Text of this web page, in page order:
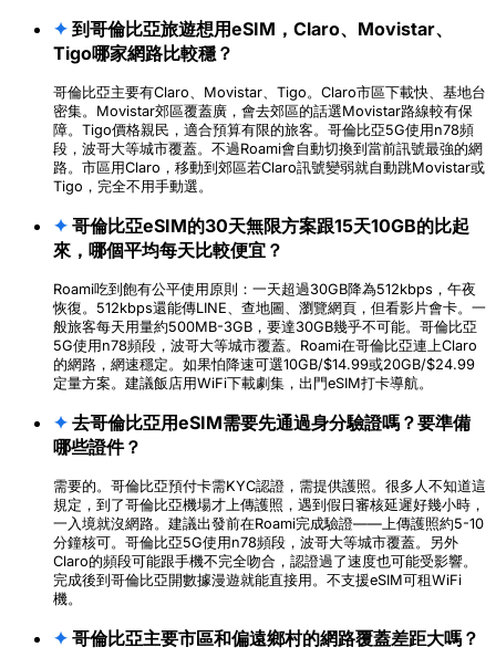
✦ 到哥倫比亞旅遊想用eSIM，Claro、Movistar、
Tigo哪家網路比較穩？
哥倫比亞主要有Claro、Movistar、Tigo。Claro市區下載快、基地台
密集。Movistar郊區覆蓋廣，會去郊區的話選Movistar路線較有保
障。Tigo價格親民，適合預算有限的旅客。哥倫比亞5G使用n78頻
段，波哥大等城市覆蓋。不過Roami會自動切換到當前訊號最強的網
路。市區用Claro，移動到郊區若Claro訊號變弱就自動跳Movistar或
Tigo，完全不用手動選。
✦ 哥倫比亞eSIM的30天無限方案跟15天10GB的比起
來，哪個平均每天比較便宜？
Roami吃到飽有公平使用原則：一天超過30GB降為512kbps，午夜
恢復。512kbps還能傳LINE、查地圖、瀏覽網頁，但看影片會卡。一
般旅客每天用量約500MB-3GB，要達30GB幾乎不可能。哥倫比亞
5G使用n78頻段，波哥大等城市覆蓋。Roami在哥倫比亞連上Claro
的網路，網速穩定。如果怕降速可選10GB/$14.99或20GB/$24.99
定量方案。建議飯店用WiFi下載劇集，出門eSIM打卡導航。
✦ 去哥倫比亞用eSIM需要先通過身分驗證嗎？要準備
哪些證件？
需要的。哥倫比亞預付卡需KYC認證，需提供護照。很多人不知道這
規定，到了哥倫比亞機場才上傳護照，遇到假日審核延遲好幾小時，
一入境就沒網路。建議出發前在Roami完成驗證——上傳護照約5-10
分鐘核可。哥倫比亞5G使用n78頻段，波哥大等城市覆蓋。另外
Claro的頻段可能跟手機不完全吻合，認證過了速度也可能受影響。
完成後到哥倫比亞開數據漫遊就能直接用。不支援eSIM可租WiFi
機。
✦ 哥倫比亞主要市區和偏遠鄉村的網路覆蓋差距大嗎？